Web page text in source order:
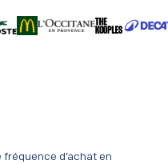
fréquence d’achat en